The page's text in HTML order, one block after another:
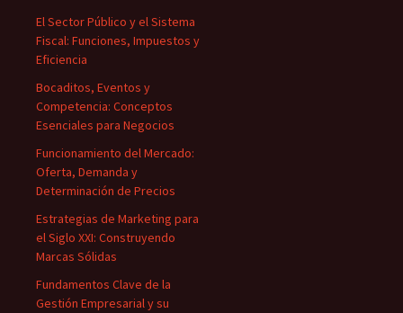
El Sector Público y el Sistema
Fiscal: Funciones, Impuestos y
Eficiencia
Bocaditos, Eventos y
Competencia: Conceptos
Esenciales para Negocios
Funcionamiento del Mercado:
Oferta, Demanda y
Determinación de Precios
Estrategias de Marketing para
el Siglo XXI: Construyendo
Marcas Sólidas
Fundamentos Clave de la
Gestión Empresarial y su